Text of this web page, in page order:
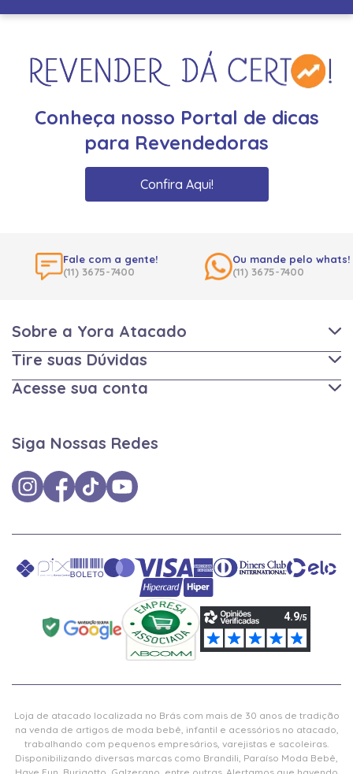
Conheça nosso Portal de dicas
para Revendedoras
Confira Aqui!
Fale com a gente!
(11) 3675-7400
Ou mande pelo whats!
(11) 3675-7400
Sobre a Yora Atacado
Tire suas Dúvidas
Acesse sua conta
Siga Nossas Redes
Loja de atacado localizada no Brás com mais de 30 anos de tradição
na venda de artigos de moda bebê, infantil e acessórios no atacado,
trabalhando com pequenos empresários, varejistas e sacoleiras.
Disponibilizando diversas marcas como Brandili, Paraíso Moda Bebê,